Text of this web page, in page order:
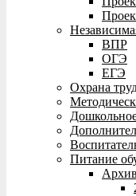
ВПР
ОГЭ
ЕГЭ
Охрана
Питание
Архив